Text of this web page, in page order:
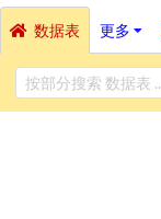
数据表 更多